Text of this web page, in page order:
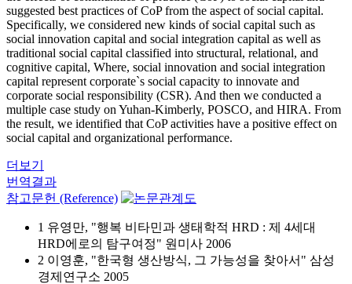
suggested best practices of CoP from the aspect of social capital.
Specifically, we considered new kinds of social capital such as
social innovation capital and social integration capital as well as
traditional social capital classified into structural, relational, and
cognitive capital, Where, social innovation and social integration
capital represent corporate`s social capacity to innovate and
corporate social responsibility (CSR). And then we conducted a
multiple case study on Yuhan-Kimberly, POSCO, and HIRA. From
the result, we identified that CoP activities have a positive effect on
social capital and organizational performance.
더보기
번역결과
참고문헌 (Reference)
1 유영만, "행복 비타민과 생태학적 HRD : 제 4세대
HRD에로의 탐구여정" 원미사 2006
2 이영훈, "한국형 생산방식, 그 가능성을 찾아서" 삼성
경제연구소 2005